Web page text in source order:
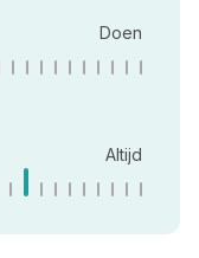
Doen
Altijd